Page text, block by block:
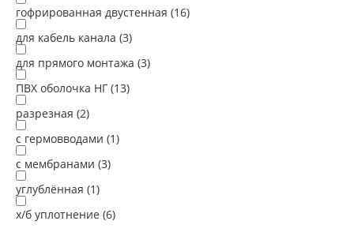
гофрированная двустенная (16)
для кабель канала (3)
для прямого монтажа (3)
ПВХ оболочка НГ (13)
разрезная (2)
с гермовводами (1)
с мембранами (3)
углублённая (1)
х/б уплотнение (6)